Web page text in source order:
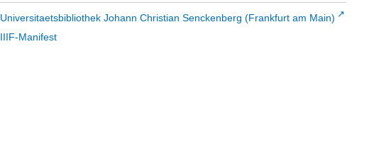
Universitaetsbibliothek Johann Christian Senckenberg (Frankfurt am Main)
IIIF-Manifest